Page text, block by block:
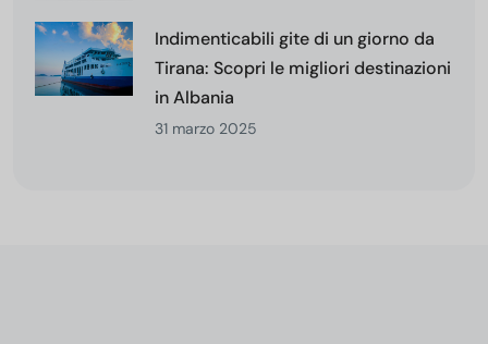
Indimenticabili gite di un giorno da
Tirana: Scopri le migliori destinazioni
in Albania
31 marzo 2025